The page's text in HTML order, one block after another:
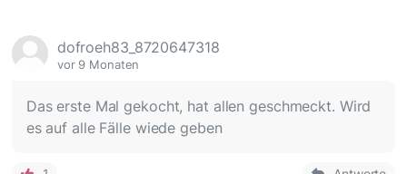
dofroeh83_8720647318
vor 9 Monaten
Das erste Mal gekocht, hat allen geschmeckt. Wird
es auf alle Fälle wiede geben